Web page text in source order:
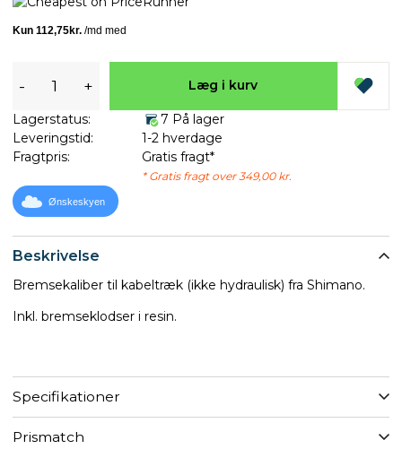
Beskrivelse
Bremsekaliber til kabeltræk (ikke hydraulisk) fra Shimano.
Inkl. bremseklodser i resin.
Specifikationer
Prismatch
- + Læg i kurv
Lagerstatus:
7 På lager
Leveringstid:
1-2 hverdage
Fragtpris:
Gratis fragt*
* Gratis fragt over 349,00 kr.
Ønskeskyen